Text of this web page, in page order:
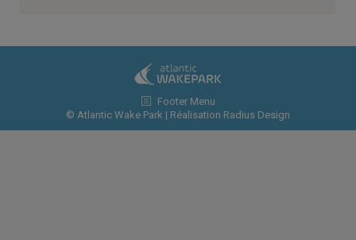
Footer Menu
© Atlantic Wake Park | Réalisation Radius Design